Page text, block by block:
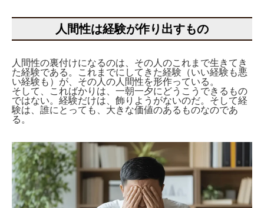
人間性は経験が作り出すもの
人間性の裏付けになるのは、その人のこれまで生きてき
た経験である。これまでにしてきた経験（いい経験も悪
い経験も）が、その人の人間性を形作っている。
そして、こればかりは、一朝一夕にどうこうできるもの
ではない。経験だけは、飾りようがないのだ。そして経
験は、誰にとっても、大きな価値のあるものなのであ
る。